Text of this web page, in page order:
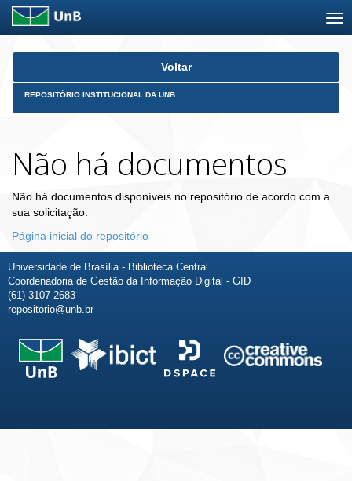
Skip
Voltar
REPOSITÓRIO INSTITUCIONAL DA UNB
Não há documentos
Não há documentos disponíveis no repositório de acordo com a
sua solicitação.
Página inicial do repositório
Universidade de Brasília - Biblioteca Central
Coordenadoria de Gestão da Informação Digital - GID
(61) 3107-2683
repositorio@unb.br